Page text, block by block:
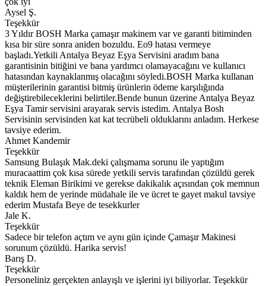
Aysel Ş.
Teşekkür
3 Yıldır BOSH Marka çamaşır makinem var ve garanti bitiminden
kısa bir süre sonra aniden bozuldu. Eo9 hatası vermeye
başladı.Yetkili Antalya Beyaz Eşya Servisini aradım bana
garantisinin bitiğini ve bana yardımcı olamayacağını ve kullanıcı
hatasından kaynaklanmış olacağını söyledi.BOSH Marka kullanan
müşterilerinin garantisi bitmiş ürünlerin ödeme karşılığında
değiştirebileceklerini belirtiler.Bende bunun üzerine Antalya Beyaz
Eşya Tamir servisini arayarak servis istedim. Antalya Bosh
Servisinin servisinden kat kat tecrübeli olduklarını anladım. Herkese
tavsiye ederim.
Ahmet Kandemir
Teşekkür
Samsung Bulaşık Mak.deki çalışmama sorunu ile yaptığım
muracaattim çok kısa sürede yetkili servis tarafından çözüldü gerek
teknik Eleman Birikimi ve gerekse dakikalık açısından çok memnun
kaldık hem de yerinde müdahale ile ve ücret te gayet makul tavsiye
ederim Mustafa Beye de tesekkurler
Jale K.
Teşekkür
Sadece bir telefon açtım ve aynı gün içinde Çamaşır Makinesi
sorunum çözüldü. Harika servis!
Barış D.
Teşekkür
Personeliniz gerçekten anlayışlı ve işlerini iyi biliyorlar. Teşekkür